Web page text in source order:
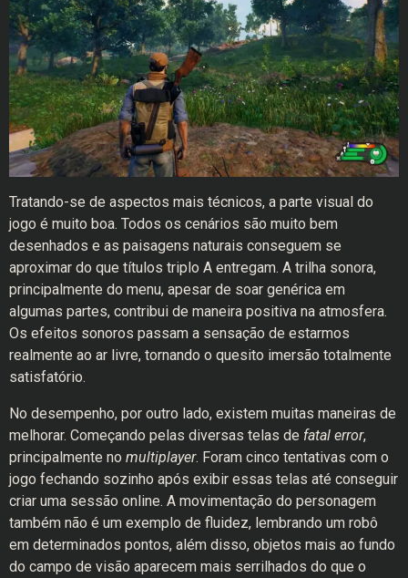
Tratando-se de aspectos mais técnicos, a parte visual do
jogo é muito boa. Todos os cenários são muito bem
desenhados e as paisagens naturais conseguem se
aproximar do que títulos triplo A entregam. A trilha sonora,
principalmente do menu, apesar de soar genérica em
algumas partes, contribui de maneira positiva na atmosfera.
Os efeitos sonoros passam a sensação de estarmos
realmente ao ar livre, tornando o quesito imersão totalmente
satisfatório.
No desempenho, por outro lado, existem muitas maneiras de
melhorar. Começando pelas diversas telas de fatal error,
principalmente no multiplayer. Foram cinco tentativas com o
jogo fechando sozinho após exibir essas telas até conseguir
criar uma sessão online. A movimentação do personagem
também não é um exemplo de fluidez, lembrando um robô
em determinados pontos, além disso, objetos mais ao fundo
do campo de visão aparecem mais serrilhados do que o